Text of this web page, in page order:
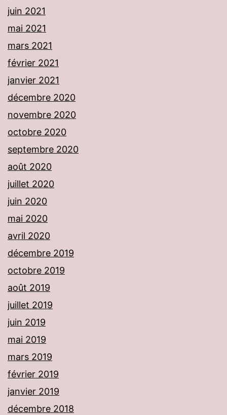
juin 2021
mai 2021
mars 2021
février 2021
janvier 2021
décembre 2020
novembre 2020
octobre 2020
septembre 2020
août 2020
juillet 2020
juin 2020
mai 2020
avril 2020
décembre 2019
octobre 2019
août 2019
juillet 2019
juin 2019
mai 2019
mars 2019
février 2019
janvier 2019
décembre 2018